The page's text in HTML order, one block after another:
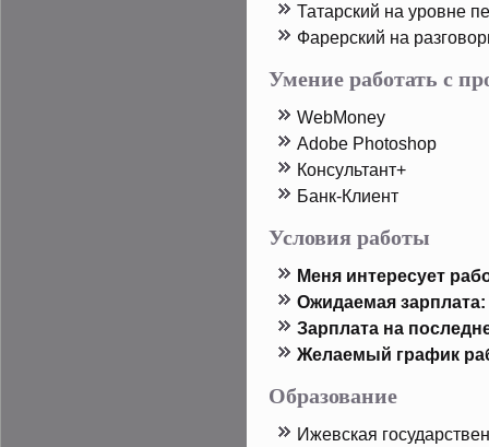
Татарский на урοвне
Фарерский на
Умение работать с
WebMoney
Adobe Photoshop
Консультант+
Банк-Клиент
Условия работы
Меня интересует
Ожидаемая зарплата:
Зарплата на
Желаемый график
Образование
Ижевская